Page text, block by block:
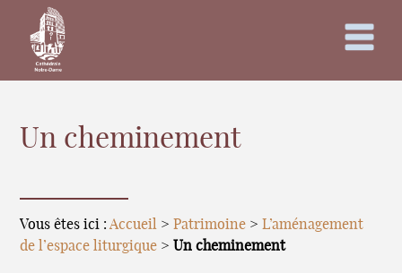
Un cheminement
Vous êtes ici :Accueil > Patrimoine > L’aménagement
de l’espace liturgique > Un cheminement